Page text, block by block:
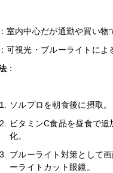
：室内中心だが通勤や買い物
：可視光・ブルーライトによ
：
ソルプロを朝食後に摂取。
ビタミンC食品を昼食で
化。
ブルーライト対策として
ーライトカット眼鏡。